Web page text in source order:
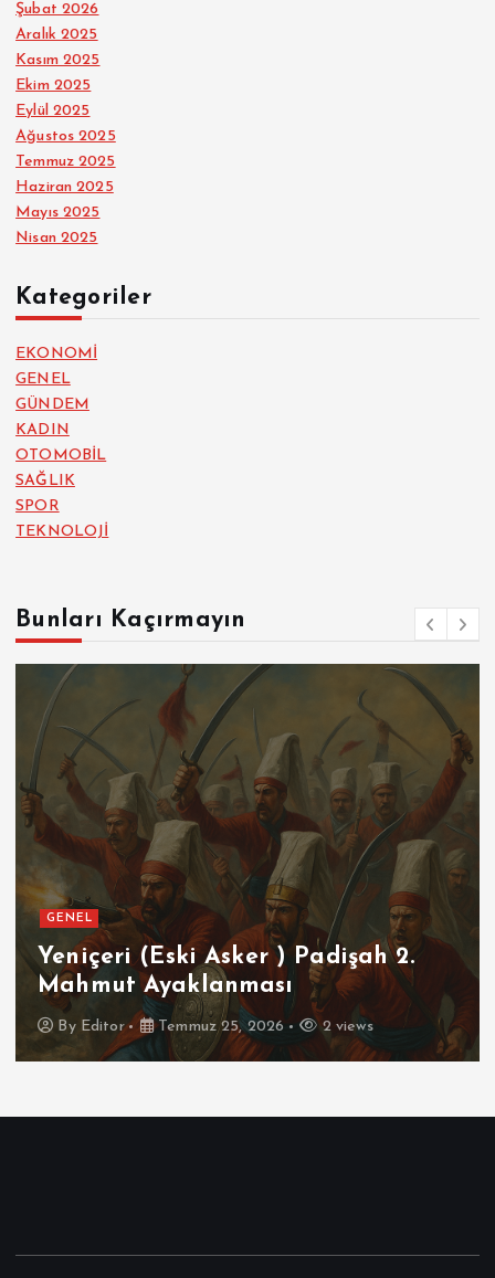
Şubat 2026
Aralık 2025
Kasım 2025
Ekim 2025
Eylül 2025
Ağustos 2025
Temmuz 2025
Haziran 2025
Mayıs 2025
Nisan 2025
Kategoriler
EKONOMİ
GENEL
GÜNDEM
KADIN
OTOMOBİL
SAĞLIK
SPOR
TEKNOLOJİ
Bunları Kaçırmayın
GENEL
Yeniçeri (Eski Asker ) Padişah 2.
Mahmut Ayaklanması
By Editor Temmuz 25, 2026 2 views